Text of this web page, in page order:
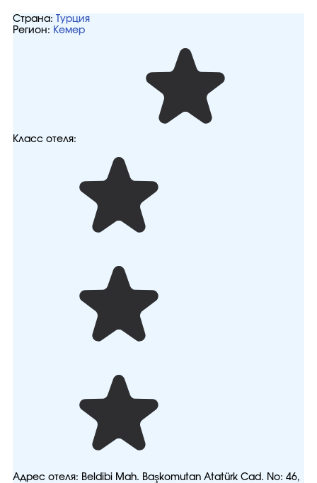
Страна:
Турция
Регион: Кемер
Класс отеля:
Адрес отеля: Beldibi Mah. Başkomutan Atatürk Cad. No: 46,